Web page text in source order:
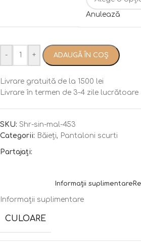
Anulează
- + ADAUGĂ ÎN COȘ
Livrare gratuită de la 1500 lei
Livrare în termen de 3-4 zile lucrătoare
SKU: Shr-sin-mal-453
Categorii: Băieți, Pantaloni scurti
Partajați:
Informații suplimentare
Informații suplimentare
CULOARE